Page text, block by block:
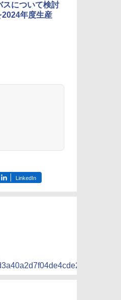
スについて検討
年度生産
LinkedIn